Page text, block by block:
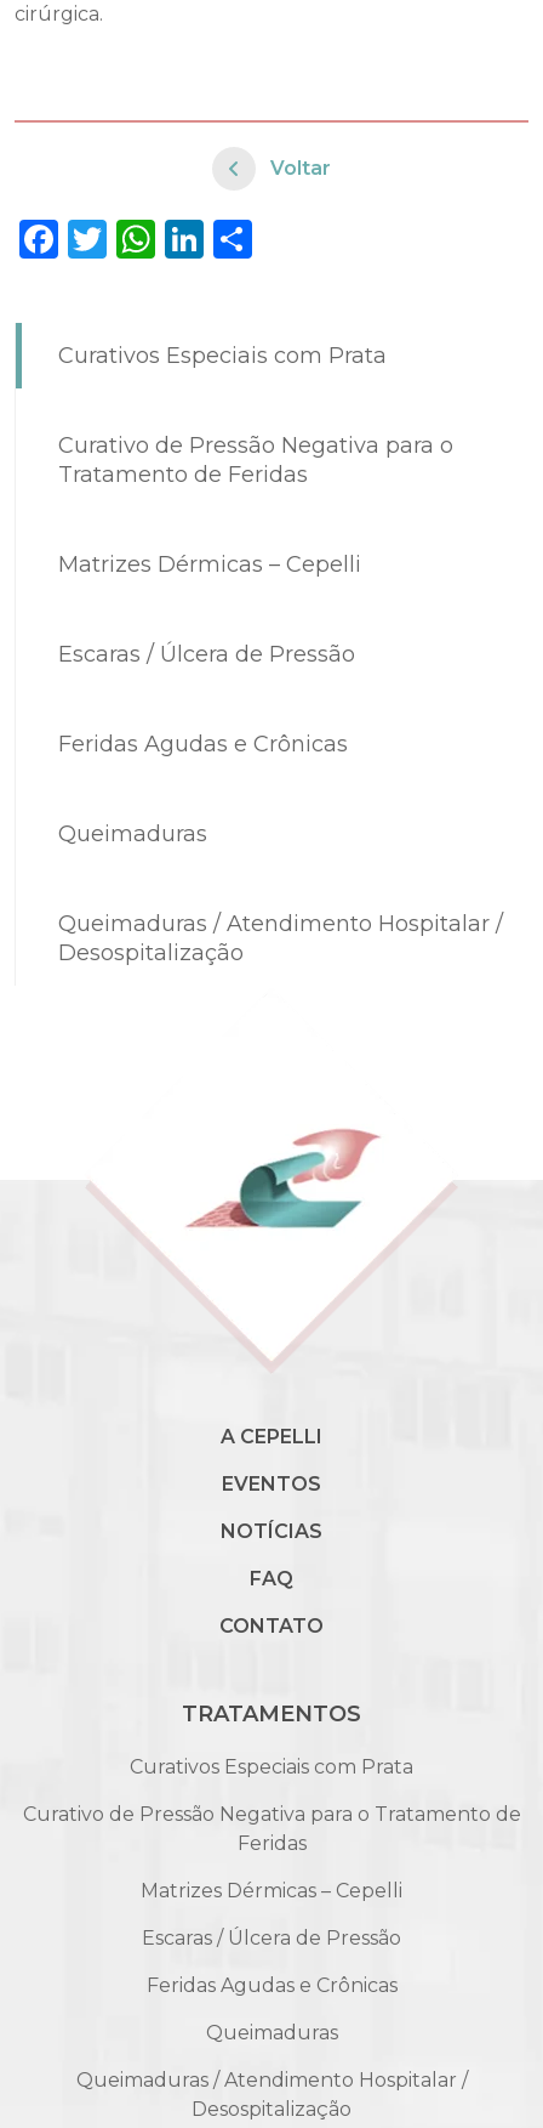
cirúrgica.
Voltar
Facebook
Twitter
WhatsApp
LinkedIn
Curativos Especiais com Prata
Curativo de Pressão Negativa para o
Tratamento de Feridas
Matrizes Dérmicas – Cepelli
Escaras / Úlcera de Pressão
Feridas Agudas e Crônicas
Queimaduras
Queimaduras / Atendimento Hospitalar /
Desospitalização
A CEPELLI
EVENTOS
NOTÍCIAS
FAQ
CONTATO
TRATAMENTOS
Curativos Especiais com Prata
Curativo de Pressão Negativa para o Tratamento de
Feridas
Matrizes Dérmicas – Cepelli
Escaras / Úlcera de Pressão
Feridas Agudas e Crônicas
Queimaduras
Queimaduras / Atendimento Hospitalar /
Desospitalização